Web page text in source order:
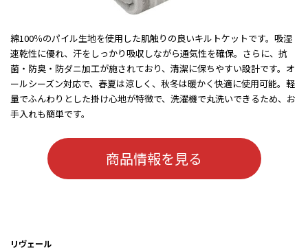
綿100％のパイル生地を使用した肌触りの良いキルトケットです。吸湿
速乾性に優れ、汗をしっかり吸収しながら通気性を確保。さらに、抗
菌・防臭・防ダニ加工が施されており、清潔に保ちやすい設計です。オ
ールシーズン対応で、春夏は涼しく、秋冬は暖かく快適に使用可能。軽
量でふんわりとした掛け心地が特徴で、洗濯機で丸洗いできるため、お
手入れも簡単です。
商品情報を見る
リヴェール